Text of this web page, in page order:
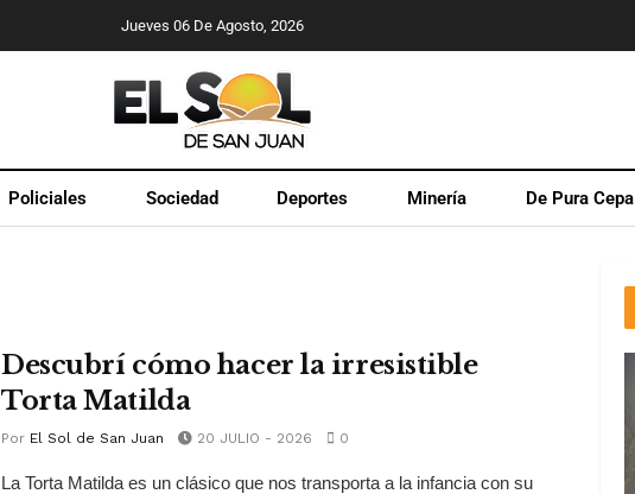
Jueves 06 De Agosto, 2026
Policiales Sociedad Deportes Minería De Pura Cepa
Descubrí cómo hacer la irresistible
Torta Matilda
Por El Sol de San Juan 20 JULIO - 2026 0
La Torta Matilda es un clásico que nos transporta a la infancia con su